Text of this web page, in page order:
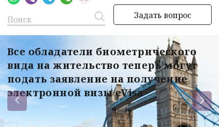
Задать вопрос
Все обладатели биометрического
вида на жительство теперь могут
подать заявление на получение
электронной визы eVisa